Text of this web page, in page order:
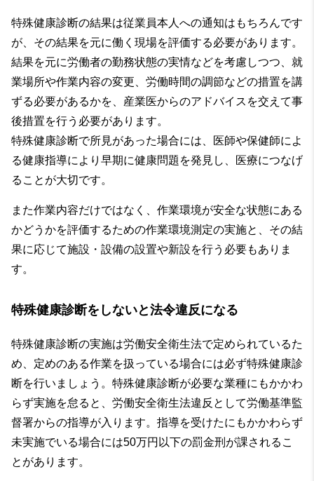
特殊健康診断の結果は従業員本人への通知はもちろんです
が、その結果を元に働く現場を評価する必要があります。
結果を元に労働者の勤務状態の実情などを考慮しつつ、就
業場所や作業内容の変更、労働時間の調節などの措置を講
ずる必要があるかを、産業医からのアドバイスを交えて事
後措置を行う必要があります。
特殊健康診断で所見があった場合には、医師や保健師によ
る健康指導により早期に健康問題を発見し、医療につなげ
ることが大切です。
また作業内容だけではなく、作業環境が安全な状態にある
かどうかを評価するための作業環境測定の実施と、その結
果に応じて施設・設備の設置や新設を行う必要もありま
す。
特殊健康診断をしないと法令違反になる
特殊健康診断の実施は労働安全衛生法で定められているた
め、定めのある作業を扱っている場合には必ず特殊健康診
断を行いましょう。特殊健康診断が必要な業種にもかかわ
らず実施を怠ると、労働安全衛生法違反として労働基準監
督署からの指導が入ります。指導を受けたにもかかわらず
未実施でいる場合には50万円以下の罰金刑が課されるこ
とがあります。